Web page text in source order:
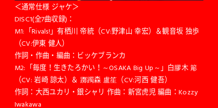
＜通常仕様 ジャケ＞
DISC1(全7曲収録)：
M1:「Rivals!」有栖川 帝統（CV:野津山 幸宏）＆観音坂 独歩
（CV:伊東 健人）
作詞・作曲・編曲：ビッケブランカ
M2:「毎度！生きたろかい！～OSAKA Big Up～」白膠木 簓
（CV: 岩崎 諒太）＆ 躑躅森 盧笙（CV:河西 健吾）
作詞：大西ユカリ・銀シャリ 作曲：新宮虎児 編曲：Kozzy
Iwakawa